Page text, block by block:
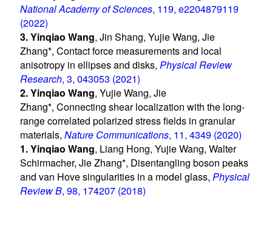
National Academy of Sciences, 119, e2204879119
(2022)
3.Yinqiao Wang, Jin Shang, Yujie Wang, Jie
Zhang*, Contact force measurements and local
anisotropy in ellipses and disks, Physical Review
Research, 3, 043053 (2021)
2.Yinqiao Wang, Yujie Wang, Jie
Zhang*, Connecting shear localization with the long-
range correlated polarized stress fields in granular
materials, Nature Communications, 11, 4349 (2020)
1.Yinqiao Wang, Liang Hong, Yujie Wang, Walter
Schirmacher, Jie Zhang*, Disentangling boson peaks
and van Hove singularities in a model glass, Physical
Review B, 98, 174207 (2018)